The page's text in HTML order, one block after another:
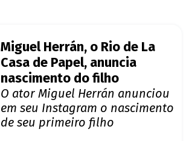
Miguel Herrán, o Rio de La
Casa de Papel, anuncia
nascimento do filho
O ator Miguel Herrán anunciou
em seu Instagram o nascimento
de seu primeiro filho